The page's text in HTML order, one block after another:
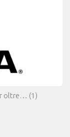
oltre… (1)